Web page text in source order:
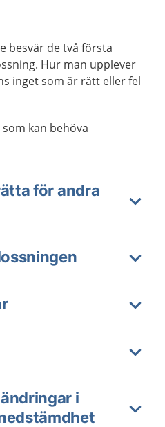
besvär de två första
Hur man upplever
inget som är rätt eller fel
kan behöva
för andra
i